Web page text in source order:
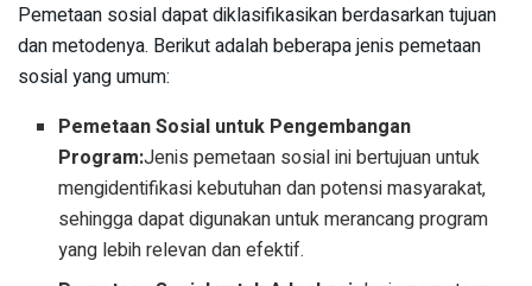
Pemetaan sosial dapat diklasifikasikan berdasarkan tujuan
dan metodenya. Berikut adalah beberapa jenis pemetaan
sosial yang umum:
Pemetaan Sosial untuk Pengembangan
Program:Jenis pemetaan sosial ini bertujuan untuk
mengidentifikasi kebutuhan dan potensi masyarakat,
sehingga dapat digunakan untuk merancang program
yang lebih relevan dan efektif.